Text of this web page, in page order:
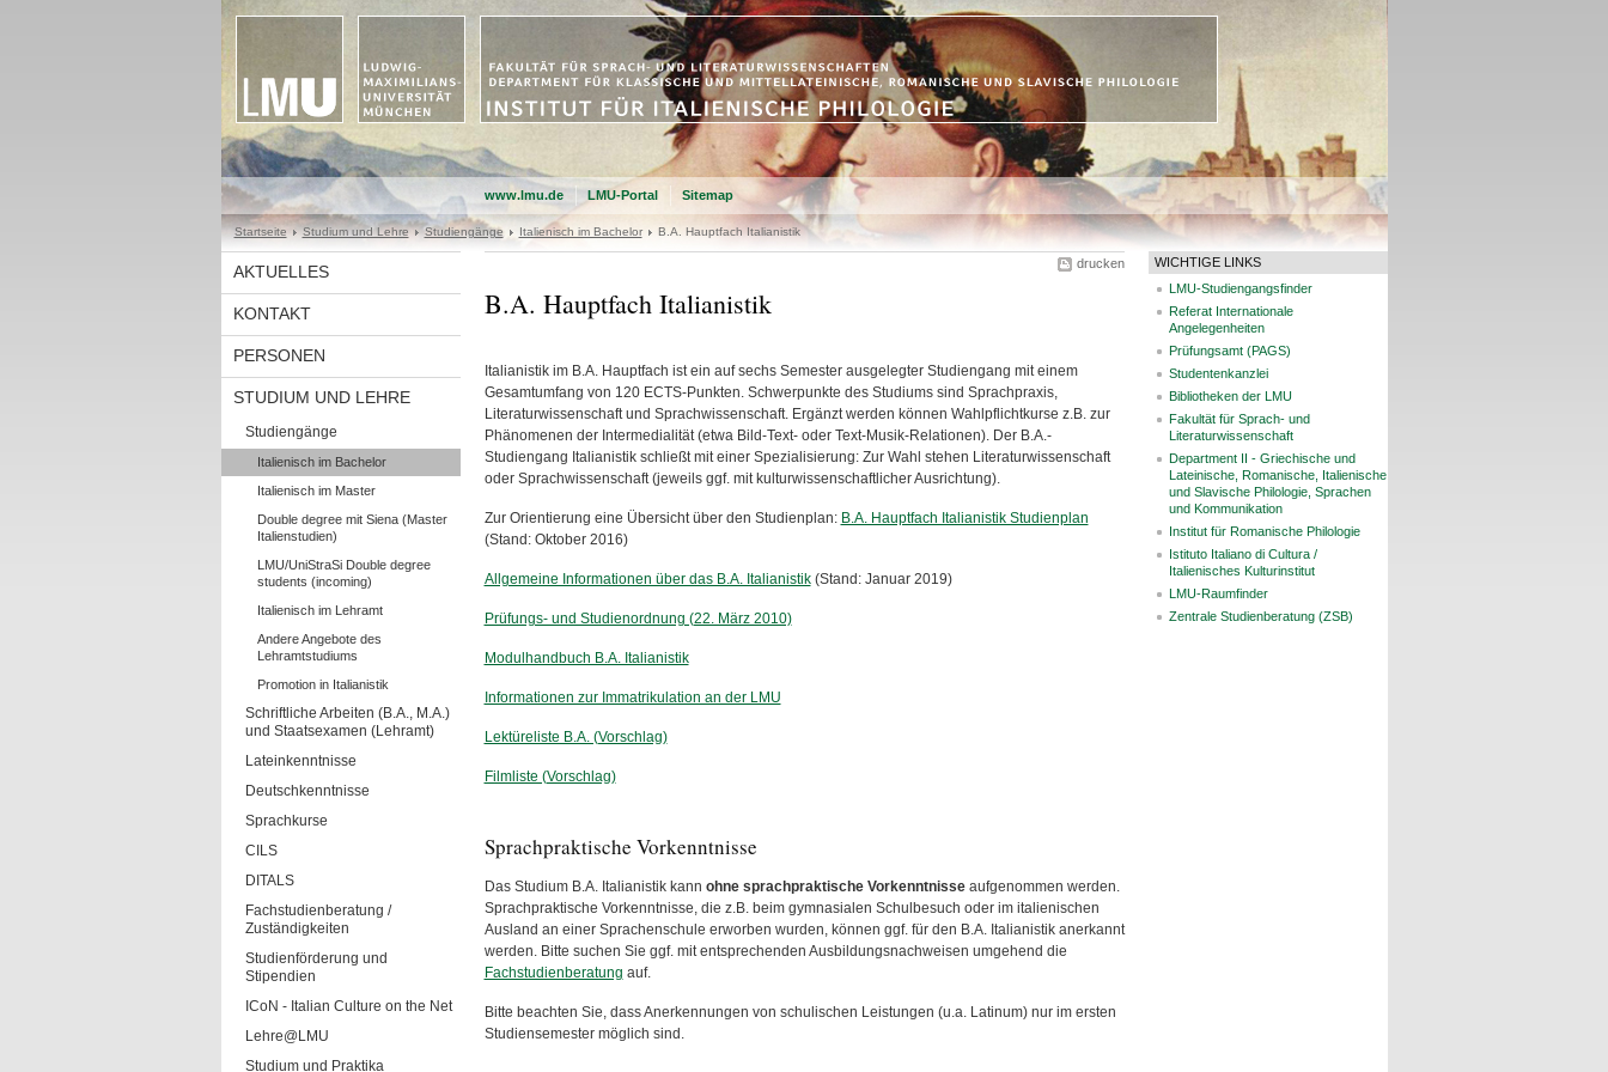
www.lmu.de LMU-Portal Sitemap
Startseite Studium und Lehre Studiengänge Italienisch im Bachelor B.A. Hauptfach Italianistik
AKTUELLES
KONTAKT
PERSONEN
STUDIUM UND LEHRE
Studiengänge
Italienisch im Bachelor
Italienisch im Master
Double degree mit Siena (Master
Italienstudien)
LMU/UniStraSi Double degree
students (incoming)
Italienisch im Lehramt
Andere Angebote des
Lehramtstudiums
Promotion in Italianistik
Schriftliche Arbeiten (B.A., M.A.)
und Staatsexamen (Lehramt)
Lateinkenntnisse
Deutschkenntnisse
Sprachkurse
CILS
DITALS
Fachstudienberatung /
Zuständigkeiten
Studienförderung und
Stipendien
ICoN - Italian Culture on the Net
Lehre@LMU
Studium und Praktika
drucken
B.A. Hauptfach Italianistik
Italianistik im B.A. Hauptfach ist ein auf sechs Semester ausgelegter Studiengang mit einem
Gesamtumfang von 120 ECTS-Punkten. Schwerpunkte des Studiums sind Sprachpraxis,
Literaturwissenschaft und Sprachwissenschaft. Ergänzt werden können Wahlpflichtkurse z.B. zur
Phänomenen der Intermedialität (etwa Bild-Text- oder Text-Musik-Relationen). Der B.A.-
Studiengang Italianistik schließt mit einer Spezialisierung: Zur Wahl stehen Literaturwissenschaft
oder Sprachwissenschaft (jeweils ggf. mit kulturwissenschaftlicher Ausrichtung).
Zur Orientierung eine Übersicht über den Studienplan: B.A. Hauptfach Italianistik Studienplan
(Stand: Oktober 2016)
Allgemeine Informationen über das B.A. Italianistik(Stand: Januar 2019)
Prüfungs- und Studienordnung (22. März 2010)
Modulhandbuch B.A. Italianistik
Informationen zur Immatrikulation an der LMU
Lektüreliste B.A. (Vorschlag)
Filmliste (Vorschlag)
Sprachpraktische Vorkenntnisse
Das Studium B.A. Italianistik kann ohne sprachpraktische Vorkenntnisseaufgenommen werden.
Sprachpraktische Vorkenntnisse, die z.B. beim gymnasialen Schulbesuch oder im italienischen
Ausland an einer Sprachenschule erworben wurden, können ggf. für den B.A. Italianistik anerkannt
werden. Bitte suchen Sie ggf. mit entsprechenden Ausbildungsnachweisen umgehend die
Fachstudienberatung auf.
Bitte beachten Sie, dass Anerkennungen von schulischen Leistungen (u.a. Latinum) nur im ersten
Studiensemester möglich sind.
WICHTIGE LINKS
LMU-Studiengangsfinder
Referat Internationale
Angelegenheiten
Prüfungsamt (PAGS)
Studentenkanzlei
Bibliotheken der LMU
Fakultät für Sprach- und
Literaturwissenschaft
Department II - Griechische und
Lateinische, Romanische, Italienische
und Slavische Philologie, Sprachen
und Kommunikation
Institut für Romanische Philologie
Istituto Italiano di Cultura /
Italienisches Kulturinstitut
LMU-Raumfinder
Zentrale Studienberatung (ZSB)